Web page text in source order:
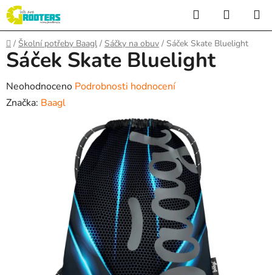
Přejít
na
obsah
Hledat
KOŠÍK
Domů
/ Školní potřeby Baagl / Sáčky na obuv / Sáček Skate Bluelight
Sáček Skate Bluelight
Průměrné
hodnocení
Neohodnoceno Podrobnosti hodnocení
Značka: Baagl